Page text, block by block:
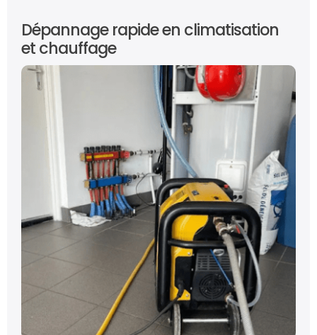
Dépannage rapide en climatisation
et chauffage